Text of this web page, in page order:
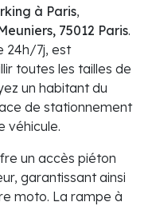
à Paris,
75012 Paris.
24h/7j, est
toutes les tailles de
un habitant du
de stationnement
véhicule.
un accès piéton
garantissant ainsi
moto. La rampe à